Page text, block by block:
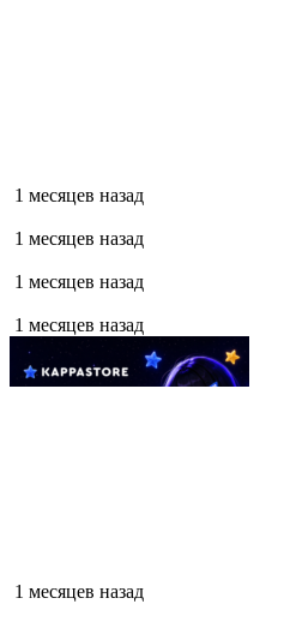
1 месяцев назад
1 месяцев назад
1 месяцев назад
1 месяцев назад
1 месяцев назад